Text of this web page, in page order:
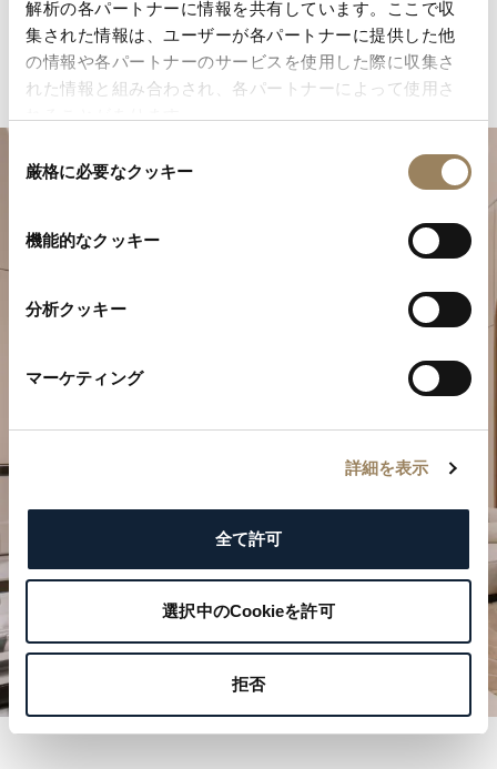
解析の各パートナーに情報を共有しています。ここで収
集された情報は、ユーザーが各パートナーに提供した他
の情報や各パートナーのサービスを使用した際に収集さ
れた情報と組み合わされ、各パートナーによって使用さ
厳格に必要なクッキー
機能的なクッキー
分析クッキー
マーケティング
詳細を表示
全て許可
選択中のCookieを許可
拒否
特別なひとときを計画する
ブレゲの時計作品をぜひブティックでご覧ください。